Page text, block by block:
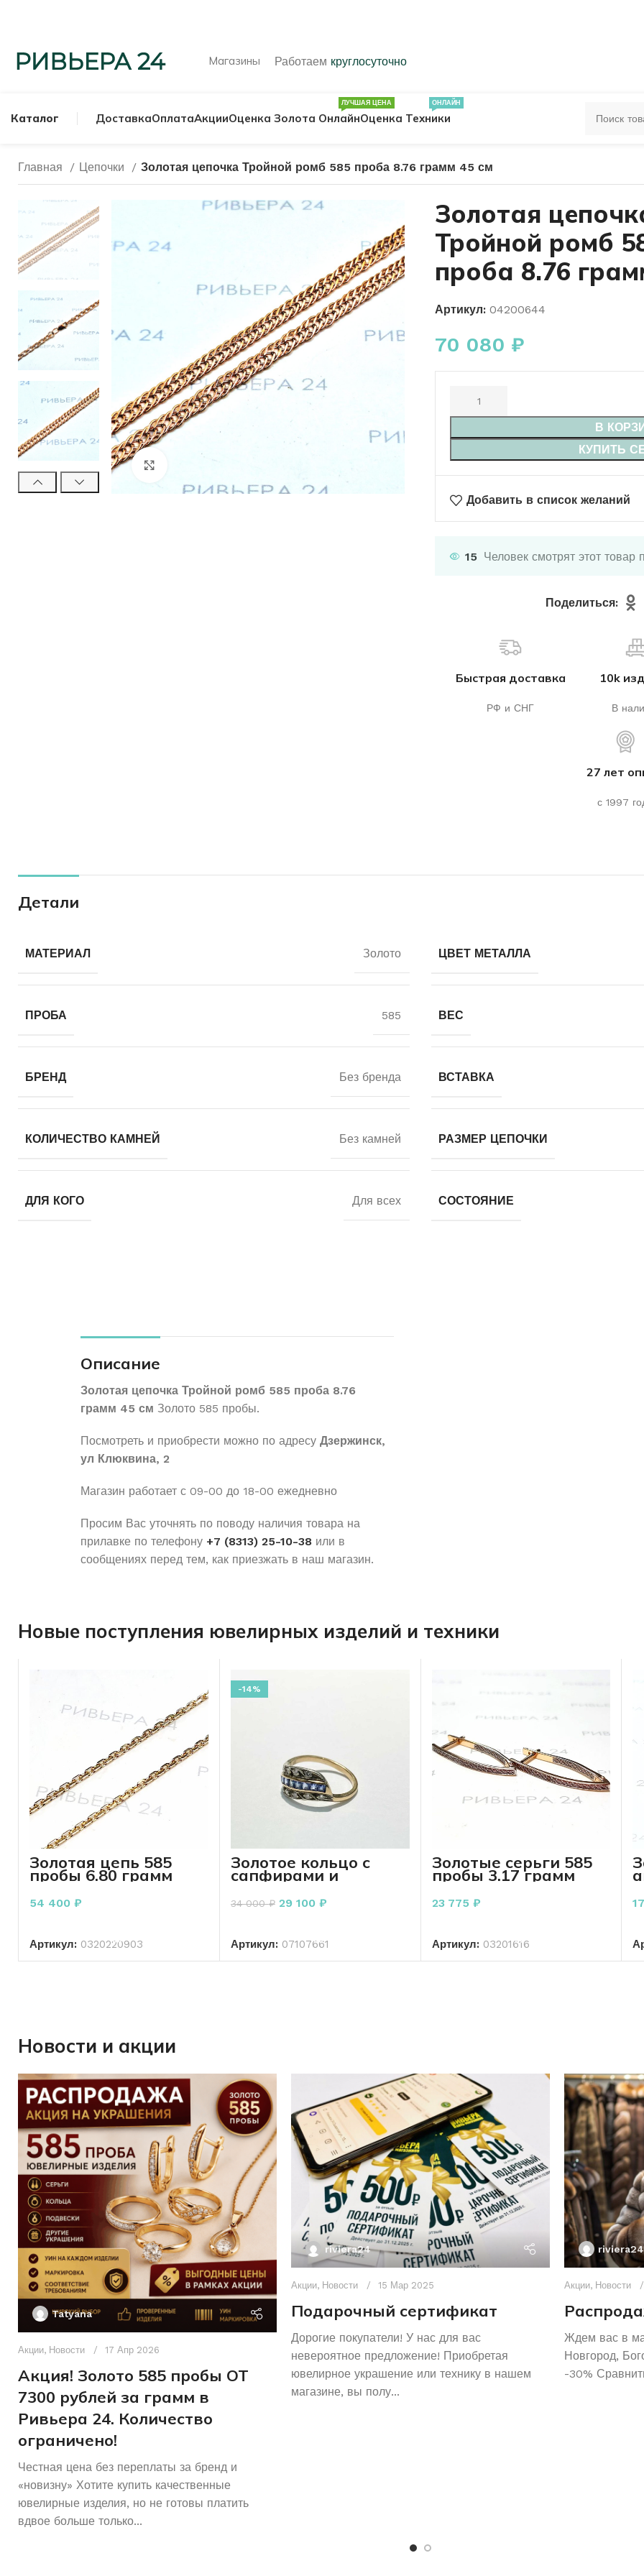
Магазины Работаем круглосуточно
Каталог
МУЖСКИЕ КОЛЬЦА ПЕЧАТКИ КОЛЬЦА 583 ПРОБЫ
ДоставкаОплатаАкцииОценка Золота Онлайн
ЛУЧШАЯ ЦЕНА
Оценка Техники
ОНЛАЙН
Главная Цепочки Золотая цепочка Тройной ромб 585 проба 8.76 грамм 45 см
Нажмите, чтобы увеличить
Золотая
Тройной ромб
проба 8.76
Артикул: 04200644
70 080 ₽
В
КУПИТЬ
Добавить в список желаний
15 Человек смотрят этот товар
Поделиться:
Быстрая доставка
РФ и СНГ
10k
В
27 лет
с 1997
Детали
МАТЕРИАЛ Золото ЦВЕТ МЕТАЛЛА
ПРОБА 585 ВЕС
БРЕНД Без бренда ВСТАВКА
КОЛИЧЕСТВО КАМНЕЙ Без камней РАЗМЕР ЦЕПОЧКИ
ДЛЯ КОГО Для всех СОСТОЯНИЕ
Описание
Золотая цепочка Тройной ромб 585 проба 8.76
грамм 45 см Золото 585 пробы.
Посмотреть и приобрести можно по адресу Дзержинск,
ул Клюквина, 2
Магазин работает с 09-00 до 18-00 ежедневно
Просим Вас уточнять по поводу наличия товара на
прилавке по телефону +7 (8313) 25-10-38 или в
сообщениях перед тем, как приезжать в наш магазин.
Новые поступления ювелирных изделий и техники
Золотая цепь 585
пробы 6.80 грамм
54 400 ₽
Артикул: 0320220903
-14%
Золотое кольцо с
сапфирами и
бриллиантами 585
пробы 2,91 грамма
34 000₽ 29 100 ₽
Артикул: 07107661
Золотые серьги 585
пробы 3.17 грамм
23 775 ₽
Артикул: 03201616
Новости и акции
Tatyana
Акции, Новости 17 Апр 2026
Акция! Золото 585 пробы ОТ
7300 рублей за грамм в
Ривьера 24. Количество
ограничено!
Честная цена без переплаты за бренд и
«новизну» Хотите купить качественные
ювелирные изделия, но не готовы платить
вдвое больше только...
riviera24
Акции, Новости 15 Мар 2025
Подарочный сертификат
Дорогие покупатели! У нас для вас
невероятное предложение! Приобретая
ювелирное украшение или технику в нашем
магазине, вы полу...
riviera24
Акции, Новости
Ждем вас в
Новгород,
-30%